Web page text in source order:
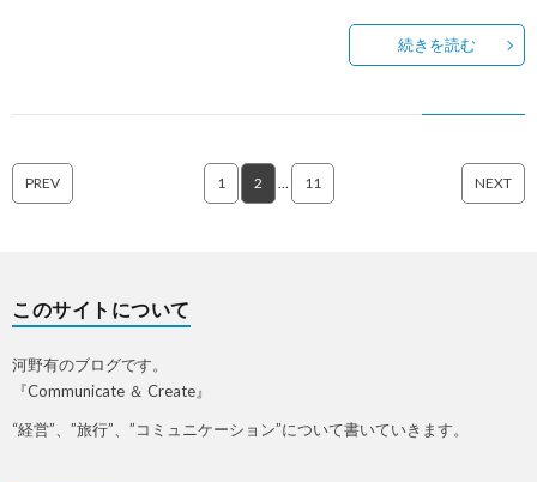
続きを読む
PREV 1 2 … 11 NEXT
このサイトについて
河野有のブログです。
『Communicate ＆ Create』
“経営”、”旅行”、”コミュニケーション”について書いていきます。